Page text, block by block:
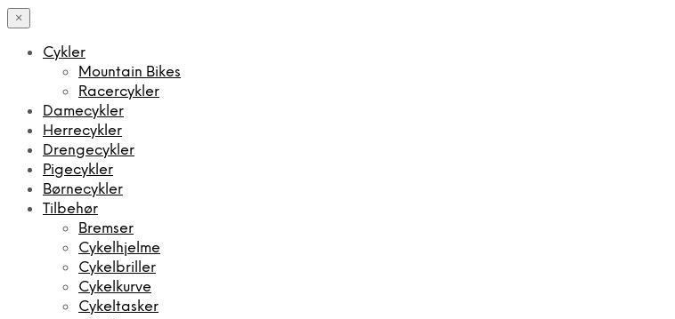
×
Cykler
Mountain Bikes
Racercykler
Damecykler
Herrecykler
Drengecykler
Pigecykler
Børnecykler
Tilbehør
Bremser
Cykelhjelme
Cykelbriller
Cykelkurve
Cykeltasker